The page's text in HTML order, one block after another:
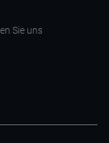
Sie uns